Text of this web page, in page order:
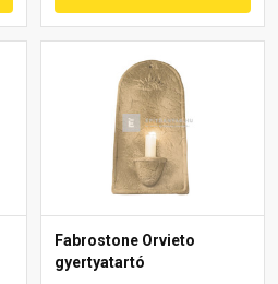
Fabrostone Orvieto
gyertyatartó